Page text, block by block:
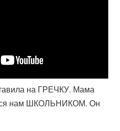
на ГРЕЧКУ. Мама
нам ШКОЛЬНИКОМ. Он